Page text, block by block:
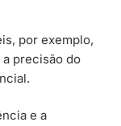
por exemplo,
precisão do
e a